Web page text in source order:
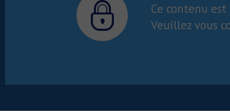
Ce contenu
Veuillez vous